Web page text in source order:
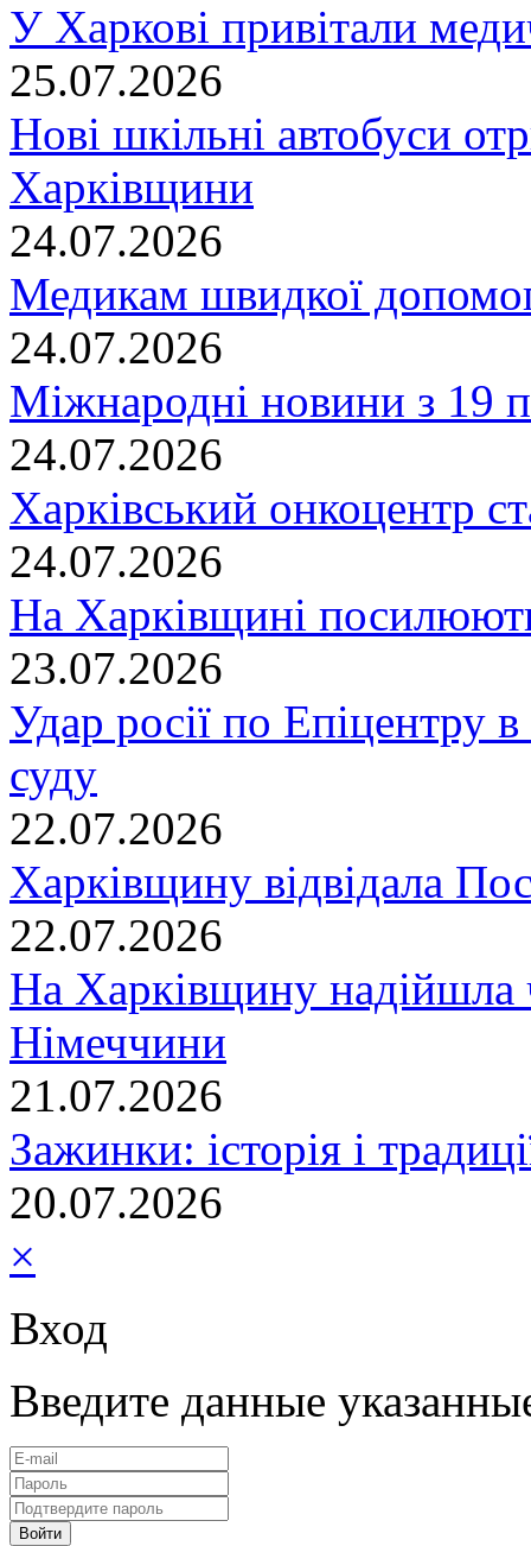
У Харкові привітали
25.07.2026
Нові шкільні автобуси
Харківщини
24.07.2026
Медикам швидкої
24.07.2026
Міжнародні новини з 19
24.07.2026
Харківський онкоцентр
24.07.2026
На Харківщині
23.07.2026
Удар росії по Епіцентру
суду
22.07.2026
Харківщину відвідала
22.07.2026
На Харківщину надійшла
Німеччини
21.07.2026
Зажинки: історія і
20.07.2026
×
Вход
Введите данные